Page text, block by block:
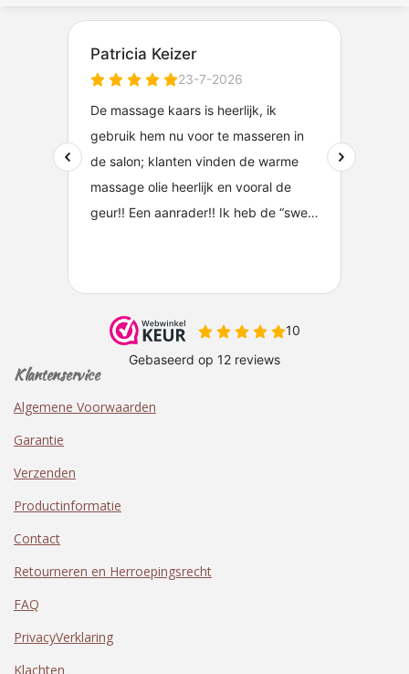
Klantenservice
Algemene Voorwaarden
Garantie
Verzenden
Productinformatie
Contact
Retourneren en Herroepingsrecht
FAQ
PrivacyVerklaring
Klachten